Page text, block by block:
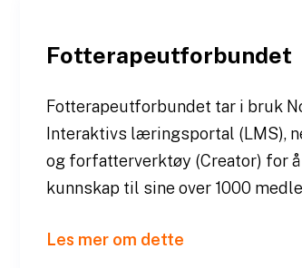
Fotterapeutforbundet
Fotterapeutforbundet tar i bruk
Interaktivs læringsportal (LMS),
og forfatterverktøy (Creator) for
kunnskap til sine over 1000
Les mer om dette